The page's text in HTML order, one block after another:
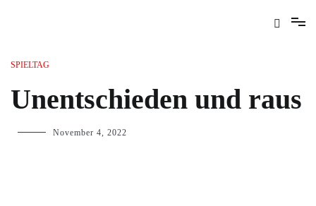
SPIELTAG
Unentschieden und raus
November 4, 2022